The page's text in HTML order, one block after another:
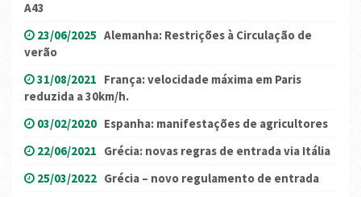
A43
23/06/2025 Alemanha: Restrições à Circulação de
verão
31/08/2021 França: velocidade máxima em Paris
reduzida a 30km/h.
03/02/2020 Espanha: manifestações de agricultores
22/06/2021 Grécia: novas regras de entrada via Itália
25/03/2022 Grécia – novo regulamento de entrada